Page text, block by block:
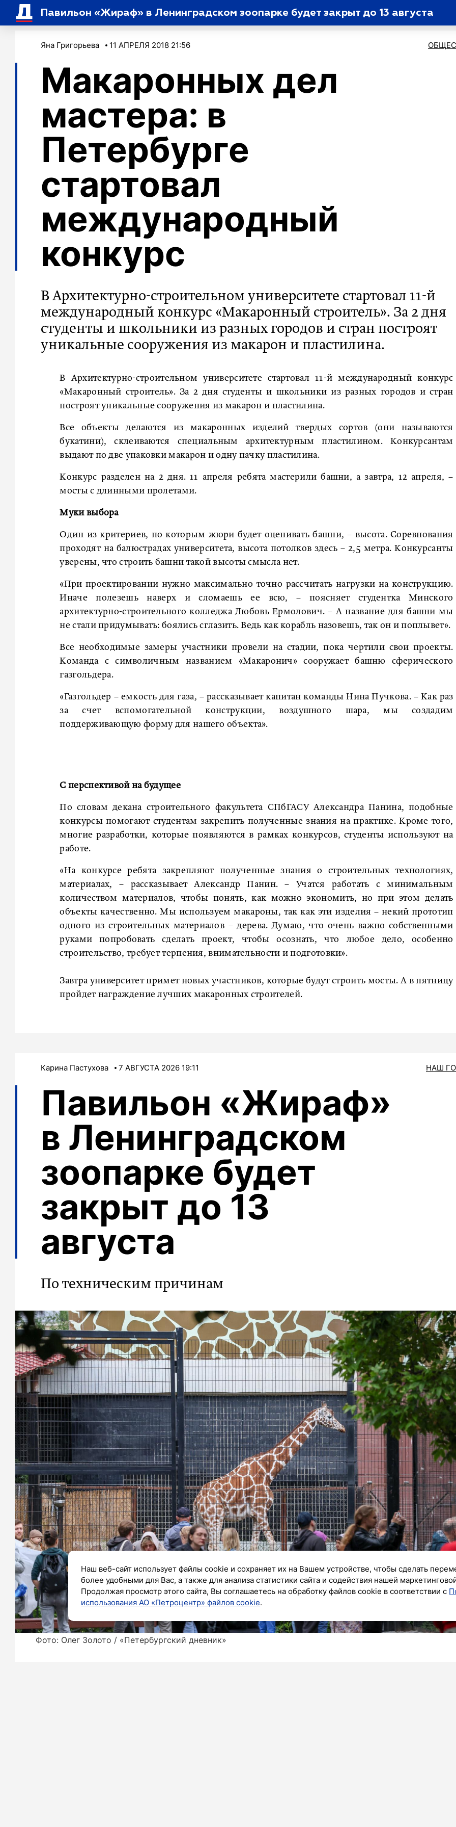
Павильон «Жираф» в Ленинградском зоопарке будет закрыт до 13 августа
Яна Григорьева 11 АПРЕЛЯ 2018 21:56
Макаронных дел
мастера: в
Петербурге
стартовал
международный
конкурс
В Архитектурно-строительном университете стартовал 11-й
международный конкурс «Макаронный строитель». За 2 дня
студенты и школьники из разных городов и стран построят
уникальные сооружения из макарон и пластилина.
В Архитектурно-строительном университете стартовал 11-й международный конкурс
«Макаронный строитель». За 2 дня студенты и школьники из разных городов и стран
построят уникальные сооружения из макарон и пластилина.
Все объекты делаются из макаронных изделий твердых сортов (они называются
букатини), склеиваются специальным архитектурным пластилином. Конкурсантам
выдают по две упаковки макарон и одну пачку пластилина.
Конкурс разделен на 2 дня. 11 апреля ребята мастерили башни, а завтра, 12 апреля, –
мосты с длинными пролетами.
Муки выбора
Один из критериев, по которым жюри будет оценивать башни, – высота. Соревнования
проходят на балюстрадах университета, высота потолков здесь – 2,5 метра. Конкурсанты
уверены, что строить башни такой высоты смысла нет.
«При проектировании нужно максимально точно рассчитать нагрузки на конструкцию.
Иначе полезешь наверх и сломаешь ее всю, – поясняет студентка Минского
архитектурно-строительного колледжа Любовь Ермолович. – А название для башни мы
не стали придумывать: боялись сглазить. Ведь как корабль назовешь, так он и поплывет».
Все необходимые замеры участники провели на стадии, пока чертили свои проекты.
Команда с символичным названием «Макаронич» сооружает башню сферического
газгольдера.
«Газгольдер – емкость для газа, – рассказывает капитан команды Нина Пучкова. – Как раз
за счет вспомогательной конструкции, воздушного шара, мы создадим
поддерживающую форму для нашего объекта».
С перспективой на будущее
По словам декана строительного факультета СПбГАСУ Александра Панина, подобные
конкурсы помогают студентам закрепить полученные знания на практике. Кроме того,
многие разработки, которые появляются в рамках конкурсов, студенты используют на
работе.
«На конкурсе ребята закрепляют полученные знания о строительных технологиях,
материалах, – рассказывает Александр Панин. – Учатся работать с минимальным
количеством материалов, чтобы понять, как можно экономить, но при этом делать
объекты качественно. Мы используем макароны, так как эти изделия – некий прототип
одного из строительных материалов – дерева. Думаю, что очень важно собственными
руками попробовать сделать проект, чтобы осознать, что любое дело, особенно
строительство, требует терпения, внимательности и подготовки».
Завтра университет примет новых участников, которые будут строить мосты. А в пятницу
пройдет награждение лучших макаронных строителей.
Карина Пастухова 7 АВГУСТА 2026 19:11 НАШ
Павильон «Жираф»
в Ленинградском
зоопарке будет
закрыт до 13
августа
По техническим причинам
Фото: Олег Золото / «Петербургский дневник»
Наш веб-сайт использует файлы cookie и сохраняет их на Вашем устройстве, чтобы сделать
более удобными для Вас, а также для анализа статистики сайта и содействия нашей
Продолжая просмотр этого сайта, Вы соглашаетесь на обработку файлов cookie в соответствии с
использования АО «Петроцентр» файлов cookie.